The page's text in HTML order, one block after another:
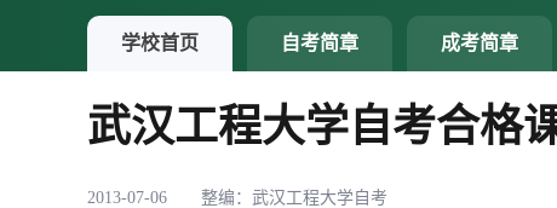
学校首页 自考简章 成考简章
武汉工程大学自考合格
2013-07-06 整编： 武汉工程大学自考